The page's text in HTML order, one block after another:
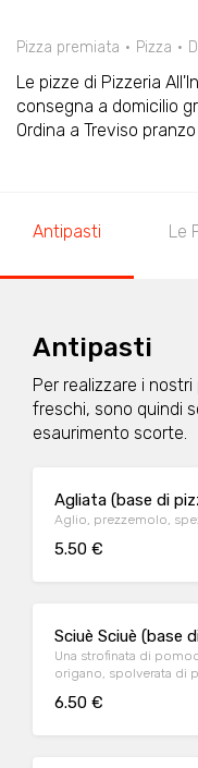
Pizza premiata Pizza
Le pizze di Pizzeria
consegna a domicilio
Ordina a Treviso
Antipasti Le
Antipasti
Per realizzare i
freschi, sono quindi
esaurimento scorte.
Agliata (base di
Aglio, prezzemolo,
5.50 €
Sciuè Sciuè (base
Una strofinata di
origano, spolverata di
6.50 €